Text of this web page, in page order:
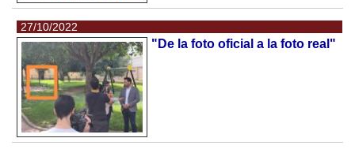
27/10/2022
"De la foto oficial a la foto real"